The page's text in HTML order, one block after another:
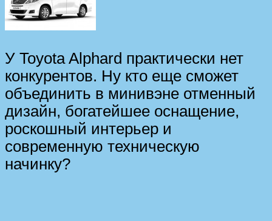
У Toyota Alphard практически нет
конкурентов. Ну кто еще сможет
объединить в минивэне отменный
дизайн, богатейшее оснащение,
роскошный интерьер и
современную техническую
начинку?